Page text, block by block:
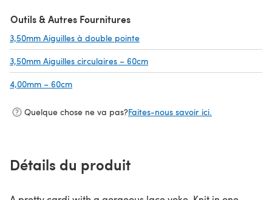
Outils & Autres Fournitures
3,50mm Aiguilles à double pointe
3,50mm Aiguilles circulaires – 60cm
4,00mm – 60cm
Quelque chose ne va pas?Faites-nous savoir ici.
Détails du produit